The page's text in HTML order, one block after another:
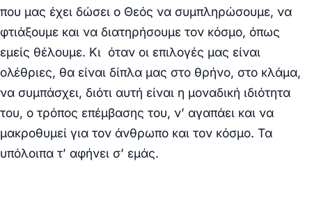
που μας έχει δώσει ο Θεός να συμπληρώσουμε, να
φτιάξουμε και να διατηρήσουμε τον κόσμο, όπως
εμείς θέλουμε. Κι όταν οι επιλογές μας είναι
ολέθριες, θα είναι δίπλα μας στο θρήνο, στο κλάμα,
να συμπάσχει, διότι αυτή είναι η μοναδική ιδιότητα
του, ο τρόπος επέμβασης του, ν’ αγαπάει και να
μακροθυμεί για τον άνθρωπο και τον κόσμο. Τα
υπόλοιπα τ’ αφήνει σ’ εμάς.